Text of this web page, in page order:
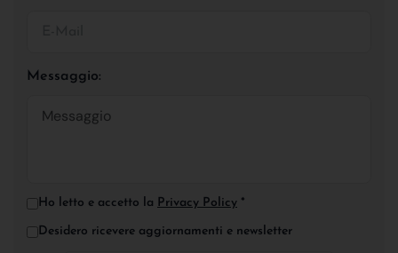
Messaggio:
Ho letto e accetto la Privacy Policy *
Desidero ricevere aggiornamenti e newsletter